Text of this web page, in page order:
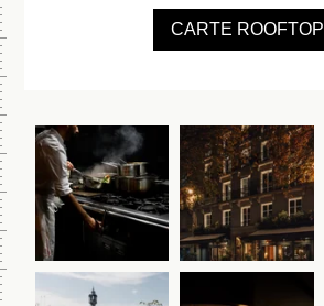
CARTE ROOFTOP